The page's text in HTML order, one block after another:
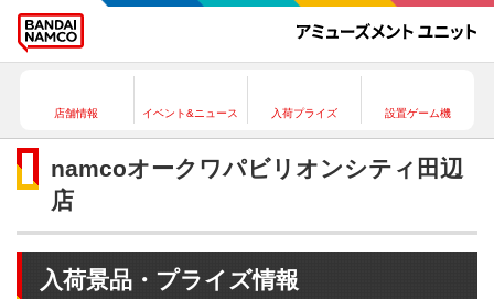
店舗情報 イベント&ニュース 入荷プライズ 設置ゲーム機
namcoオークワパビリオンシティ田辺
店
入荷景品・プライズ情報